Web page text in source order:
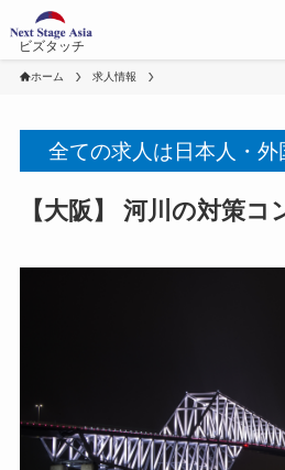
ビズタッチ
ホーム 求人情報
全ての求人は日本人・
【大阪】 河川の対策コ